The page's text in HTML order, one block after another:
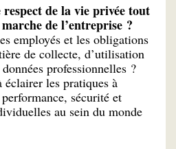
de la vie privée tout
de l’entreprise ?
employés et les obligations
de collecte, d’utilisation
professionnelles ?
éclairer les pratiques à
sécurité et
au sein du monde